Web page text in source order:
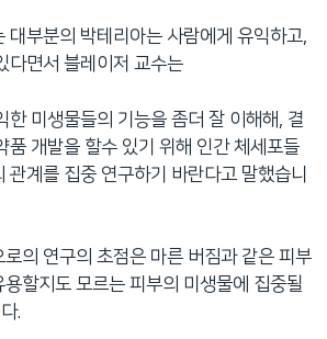
대부분의 박테리아는 사람에게 유익하고,
다면서 블레이저 교수는
한 미생물들의 기능을 좀더 잘 이해해, 결
품 개발을 할수 있기 위해 인간 체세포들
관계를 집중 연구하기 바란다고 말했습니
의 연구의 초점은 마른 버짐과 같은 피부
할지도 모르는 피부의 미생물에 집중될
.